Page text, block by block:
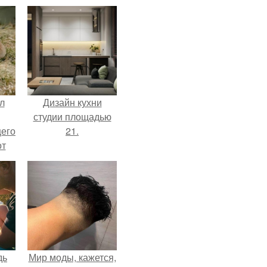
Дизайн кухни
студии площадью
21.
Мир моды, кажется,